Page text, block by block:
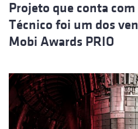
Projeto que conta
Técnico foi um dos
Mobi Awards PRIO